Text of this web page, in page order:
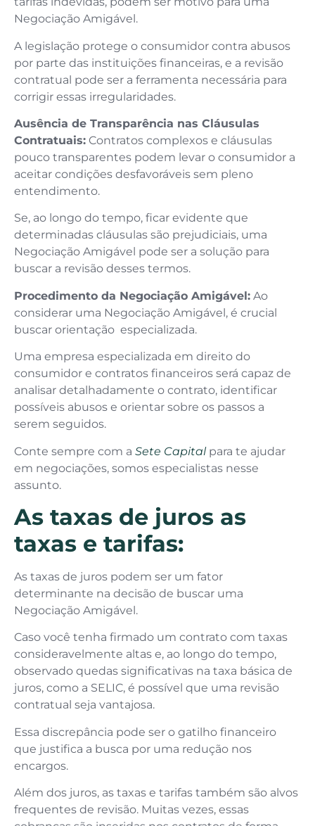
Negociação Amigável.
A legislação protege o consumidor contra abusos
por parte das instituições financeiras, e a revisão
contratual pode ser a ferramenta necessária para
corrigir essas irregularidades.
Ausência de Transparência nas Cláusulas
Contratuais: Contratos complexos e cláusulas
pouco transparentes podem levar o consumidor a
aceitar condições desfavoráveis sem pleno
entendimento.
Se, ao longo do tempo, ficar evidente que
determinadas cláusulas são prejudiciais, uma
Negociação Amigável pode ser a solução para
buscar a revisão desses termos.
Procedimento da Negociação Amigável: Ao
considerar uma Negociação Amigável, é crucial
buscar orientação especializada.
Uma empresa especializada em direito do
consumidor e contratos financeiros será capaz de
analisar detalhadamente o contrato, identificar
possíveis abusos e orientar sobre os passos a
serem seguidos.
Conte sempre com a Sete Capitalpara te ajudar
em negociações, somos especialistas nesse
assunto.
As taxas de juros as
taxas e tarifas:
As taxas de juros podem ser um fator
determinante na decisão de buscar uma
Negociação Amigável.
Caso você tenha firmado um contrato com taxas
consideravelmente altas e, ao longo do tempo,
observado quedas significativas na taxa básica de
juros, como a SELIC, é possível que uma revisão
contratual seja vantajosa.
Essa discrepância pode ser o gatilho financeiro
que justifica a busca por uma redução nos
encargos.
Além dos juros, as taxas e tarifas também são alvos
frequentes de revisão. Muitas vezes, essas